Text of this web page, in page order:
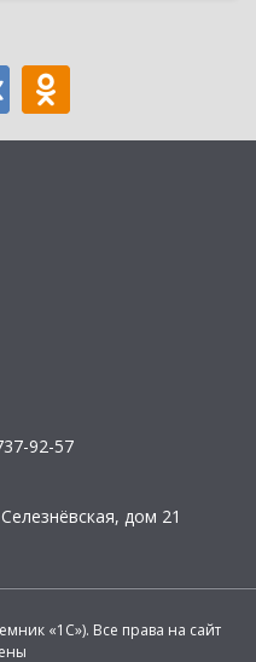
92-57
дом 21
«1С»). Все права на сайт